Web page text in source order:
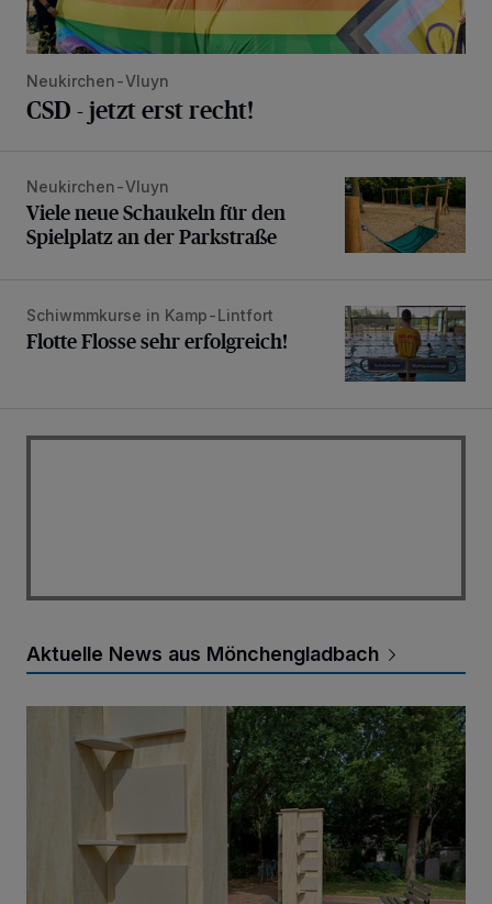
Neukirchen-Vluyn
CSD - jetzt erst recht!
Viele neue Schaukeln für den Spielplatz an der Parkstraße
Neukirchen-Vluyn
Viele neue Schaukeln für den
Spielplatz an der Parkstraße
Flotte Flosse sehr erfolgreich!
Schiwmmkurse in Kamp-Lintfort
Flotte Flosse sehr erfolgreich!
Aktuelle News aus Mönchengladbach
Neue Kreuz-Stelenwände